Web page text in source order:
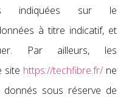
indiquées sur le
à titre indicatif, et
Par ailleurs, les
site https://techfibre.fr/ne
sous réserve de